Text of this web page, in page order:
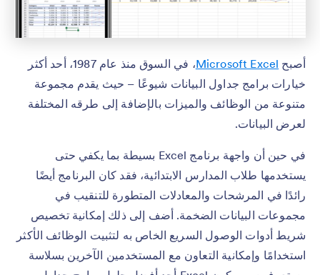
أصبح Microsoft Excel
، في السوق منذ عام 1987، أحد أكثر
خيارات برامج جداول البيانات شيوعًا – حيث يقدم مجموعة
متنوعة من الوظائف والميزات بالإضافة إلى طرقه المختلفة
لعرض البيانات.
في حين أن واجهة برنامج Excel بسيطة بما يكفي حتى
يستخدمها طلاب المدارس الابتدائية، فقد كان البرنامج أيضًا
رائدًا في المرشحات والمعادلات المتطورة للتنقيب في
مجموعات البيانات الضخمة. أضف إلى ذلك إمكانية تخصيص
شريط أدوات الوصول السريع الخاص به لتثبيت الوظائف الأكثر
استخدامًا وإمكانية التعاون مع المستخدمين الآخرين بسلاسة